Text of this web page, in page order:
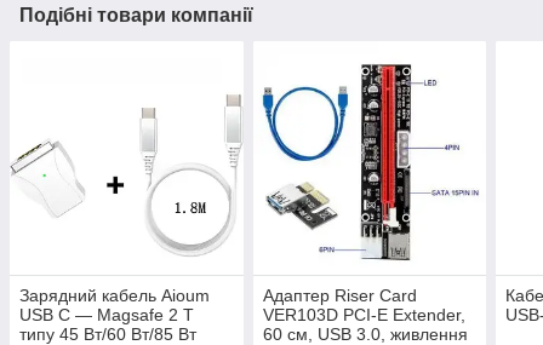
Подібні товари компанії
Зарядний кабель Aioum
USB C — Magsafe 2 T
типу 45 Вт/60 Вт/85 Вт
Адаптер Riser Card
VER103D PCI-E Extender,
60 см, USB 3.0, живлення